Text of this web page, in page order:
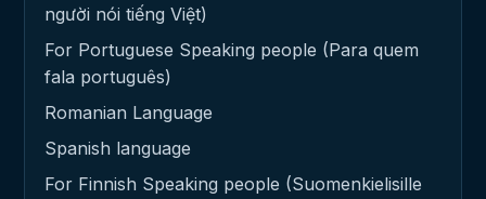
người nói tiếng Việt)
For Portuguese Speaking people (Para quem
fala português)
Romanian Language
Spanish language
For Finnish Speaking people (Suomenkielisille